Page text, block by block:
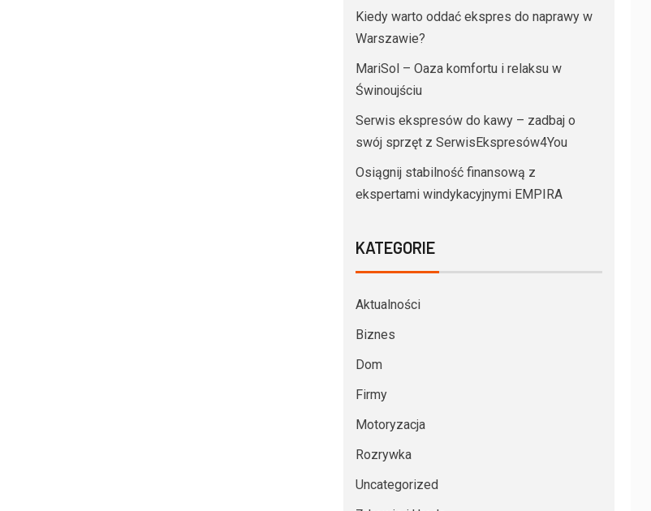
Kiedy warto oddać ekspres do naprawy w
Warszawie?
MariSol – Oaza komfortu i relaksu w
Świnoujściu
Serwis ekspresów do kawy – zadbaj o
swój sprzęt z SerwisEkspresów4You
Osiągnij stabilność finansową z
ekspertami windykacyjnymi EMPIRA
KATEGORIE
Aktualności
Biznes
Dom
Firmy
Motoryzacja
Rozrywka
Uncategorized